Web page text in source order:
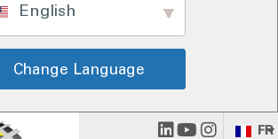
English
Change Language
FR